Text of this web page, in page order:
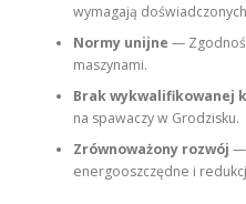
wymagają
Normy unijne —
maszynami.
Brak wykwalifikowanej
na spawaczy w Grodzisku.
Zrównoważony rozwój —
energooszczędne i